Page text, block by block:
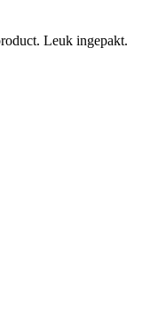
Leuk ingepakt.